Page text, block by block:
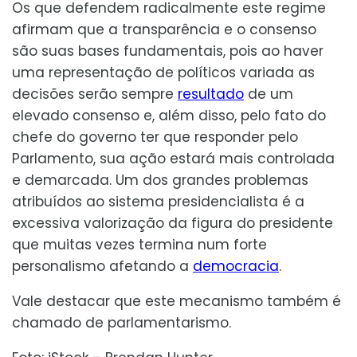
Os que defendem radicalmente este regime
afirmam que a transparência e o consenso
são suas bases fundamentais, pois ao haver
uma representação de políticos variada as
decisões serão sempre resultado de um
elevado consenso e, além disso, pelo fato do
chefe do governo ter que responder pelo
Parlamento, sua ação estará mais controlada
e demarcada. Um dos grandes problemas
atribuídos ao sistema presidencialista é a
excessiva valorização da figura do presidente
que muitas vezes termina num forte
personalismo afetando a democracia.
Vale destacar que este mecanismo também é
chamado de parlamentarismo.